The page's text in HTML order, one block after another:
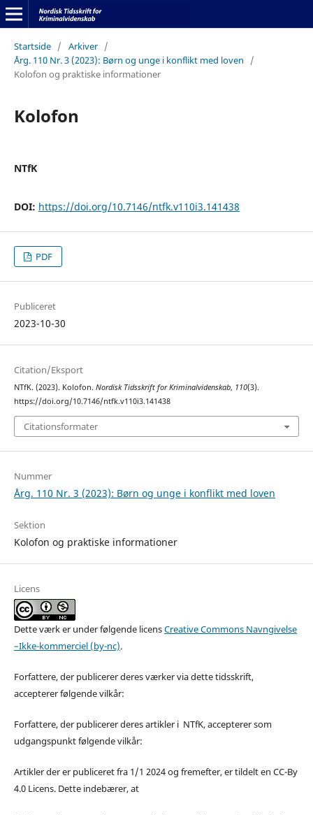
Startside / Arkiver /
Årg. 110 Nr. 3 (2023): Børn og unge i konflikt med loven
/
Kolofon og praktiske informationer
Kolofon
NTfK
DOI: https://doi.org/10.7146/ntfk.v110i3.141438
PDF
Publiceret
2023-10-30
Citation/Eksport
NTfK. (2023). Kolofon. Nordisk Tidsskrift for Kriminalvidenskab, 110(3).
https://doi.org/10.7146/ntfk.v110i3.141438
Citationsformater
Nummer
Årg. 110 Nr. 3 (2023): Børn og unge i konflikt med loven
Sektion
Kolofon og praktiske informationer
Licens
Dette værk er under følgende licensCreative Commons Navngivelse
–Ikke-kommerciel (by-nc).
Forfattere, der publicerer deres værker via dette tidsskrift,
accepterer følgende vilkår:
Forfattere, der publicerer deres artikler i NTfK, accepterer som
udgangspunkt følgende vilkår:
Artikler der er publiceret fra 1/1 2024 og fremefter, er tildelt en CC-By
4.0 Licens. Dette indebærer, at